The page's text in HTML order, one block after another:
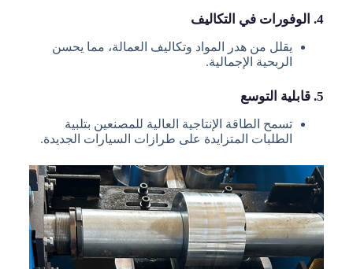
4. الوفورات في التكاليف
يقلل من هدر المواد وتكاليف العمالة، مما يحسن
الربحية الإجمالية.
5. قابلية التوسع
تسمح الطاقة الإنتاجية العالية للمصنعين بتلبية
الطلبات المتزايدة على طرازات السيارات الجديدة.